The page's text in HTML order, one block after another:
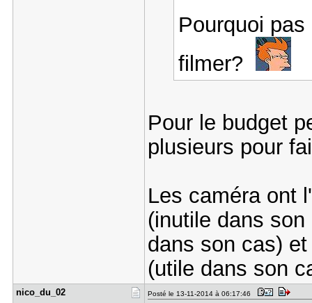
Pourquoi
filmer?
Pour le budget
plusieurs pour
Les caméra ont
(inutile dans
dans son cas)
(utile dans son
nico_du_02 Posté le 13-11-2014 à 06:17:46